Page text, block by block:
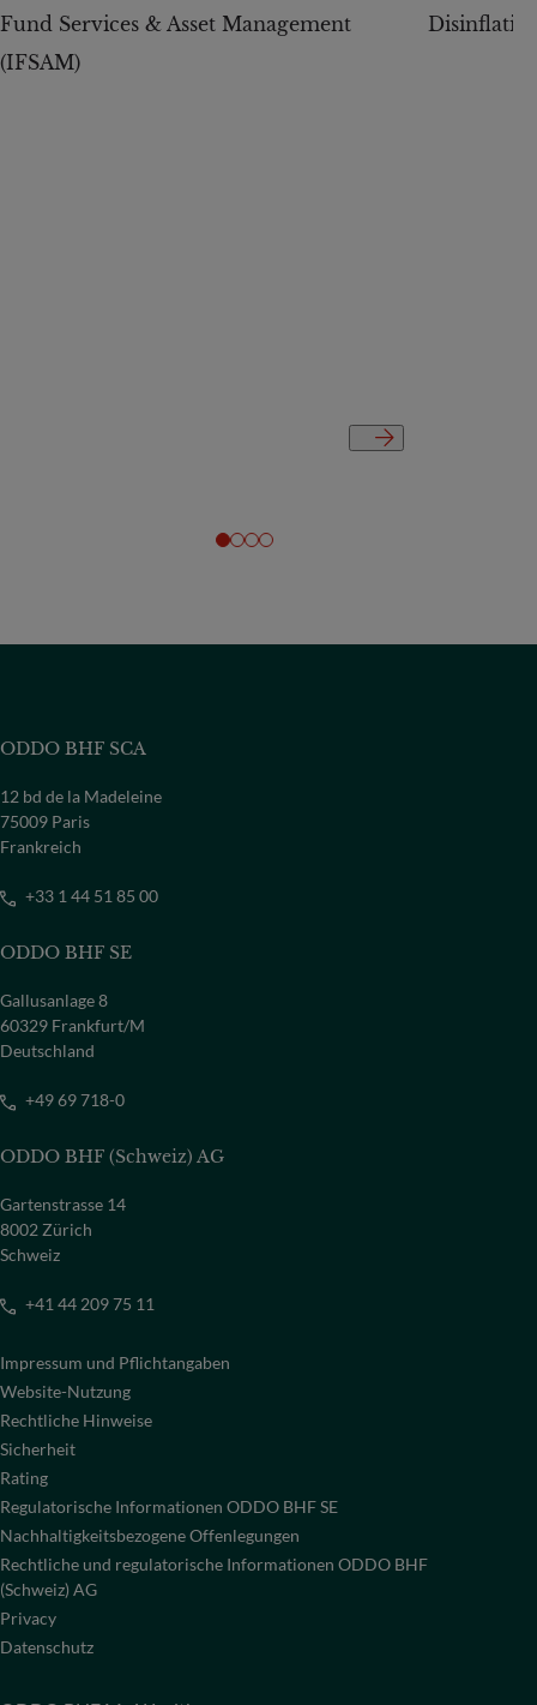
Fund Services & Asset Management
(IFSAM)
ODDO BHF SCA
12 bd de la Madeleine
75009 Paris
Frankreich
+33 1 44 51 85 00
ODDO BHF SE
Gallusanlage 8
60329 Frankfurt/M
Deutschland
+49 69 718-0
ODDO BHF (Schweiz) AG
Gartenstrasse 14
8002 Zürich
Schweiz
+41 44 209 75 11
Impressum und Pflichtangaben
Website-Nutzung
Rechtliche Hinweise
Sicherheit
Rating
Regulatorische Informationen ODDO BHF SE
Nachhaltigkeitsbezogene Offenlegungen
Rechtliche und regulatorische Informationen ODDO BHF
(Schweiz) AG
Privacy
Datenschutz